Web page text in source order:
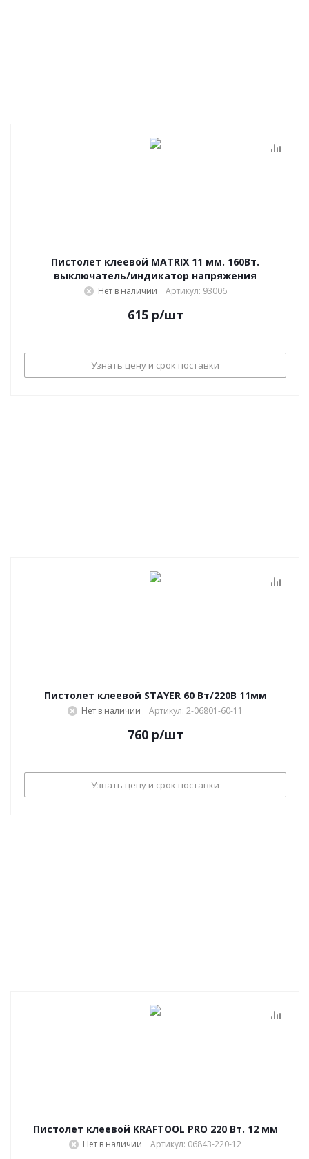
Пистолет клеевой MATRIX 11 мм. 160Вт.
выключатель/индикатор напряжения
Нет в наличии Артикул: 93006
615р/шт
Узнать цену и срок поставки
Пистолет клеевой STAYER 60 Вт/220В 11мм
Нет в наличии Артикул: 2-06801-60-11
760р/шт
Узнать цену и срок поставки
Пистолет клеевой KRAFTOOL PRO 220 Вт. 12 мм
Нет в наличии Артикул: 06843-220-12